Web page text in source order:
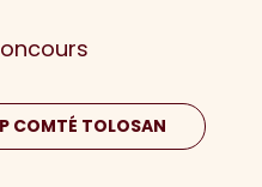
COMTÉ TOLOSAN